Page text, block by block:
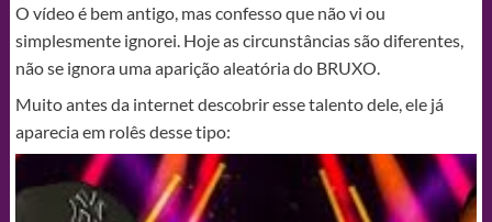
O vídeo é bem antigo, mas confesso que não vi ou
simplesmente ignorei. Hoje as circunstâncias são diferentes,
não se ignora uma aparição aleatória do BRUXO.
Muito antes da internet descobrir esse talento dele, ele já
aparecia em rolês desse tipo: